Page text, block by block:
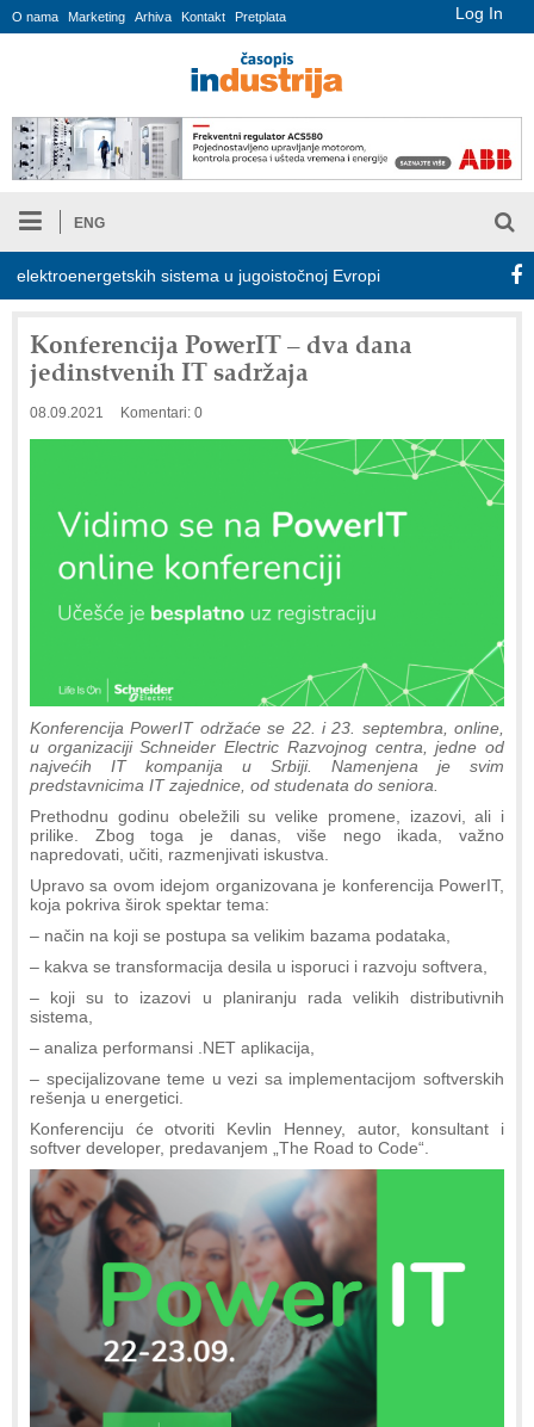
Log In
O nama Marketing Arhiva Kontakt Pretplata
ENG
sistema u jugoistočnoj Evropi
Konferencija PowerIT – dva dana
jedinstvenih IT sadržaja
08.09.2021 Komentari: 0
Konferencija PowerIT održaće se 22. i 23. septembra, online,
u organizaciji Schneider Electric Razvojnog centra, jedne od
najvećih IT kompanija u Srbiji. Namenjena je svim
predstavnicima IT zajednice, od studenata do seniora.
Prethodnu godinu obeležili su velike promene, izazovi, ali i
prilike. Zbog toga je danas, više nego ikada, važno
napredovati, učiti, razmenjivati iskustva.
Upravo sa ovom idejom organizovana je konferencija PowerIT,
koja pokriva širok spektar tema:
– način na koji se postupa sa velikim bazama podataka,
– kakva se transformacija desila u isporuci i razvoju softvera,
– koji su to izazovi u planiranju rada velikih distributivnih
sistema,
– analiza performansi .NET aplikacija,
– specijalizovane teme u vezi sa implementacijom softverskih
rešenja u energetici.
Konferenciju će otvoriti Kevlin Henney, autor, konsultant i
softver developer, predavanjem „The Road to Code“.